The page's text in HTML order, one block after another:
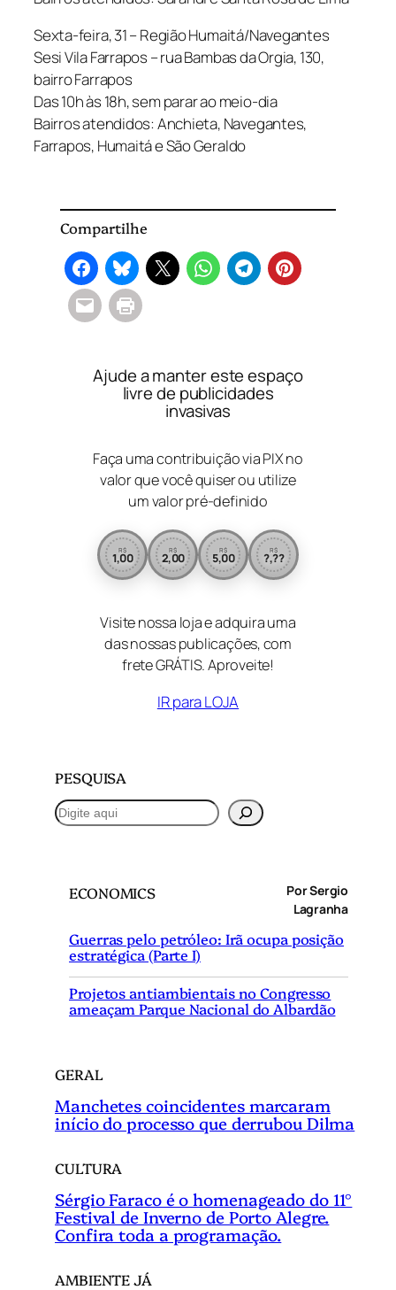
Sexta-feira, 31 – Região Humaitá/Navegantes
Sesi Vila Farrapos – rua Bambas da Orgia, 130,
bairro Farrapos
Das 10h às 18h, sem parar ao meio-dia
Bairros atendidos: Anchieta, Navegantes,
Farrapos, Humaitá e São Geraldo
Compartilhe
Ajude a manter este espaço
livre de publicidades
invasivas
Faça uma contribuição via PIX no
valor que você quiser ou utilize
um valor pré-definido
R$
1,00
R$
2,00
R$
5,00
R$
?,??
Visite nossa loja e adquira uma
das nossas publicações, com
frete GRÁTIS. Aproveite!
IR para LOJA
PESQUISA
P
e
ECONOMICS
Por Sergio
Lagranha
Guerras pelo petróleo: Irã ocupa posição
estratégica (Parte I)
Projetos antiambientais no Congresso
ameaçam Parque Nacional do Albardão
GERAL
Manchetes coincidentes marcaram
início do processo que derrubou Dilma
CULTURA
Sérgio Faraco é o homenageado do 11°
Festival de Inverno de Porto Alegre.
Confira toda a programação.
AMBIENTE JÁ